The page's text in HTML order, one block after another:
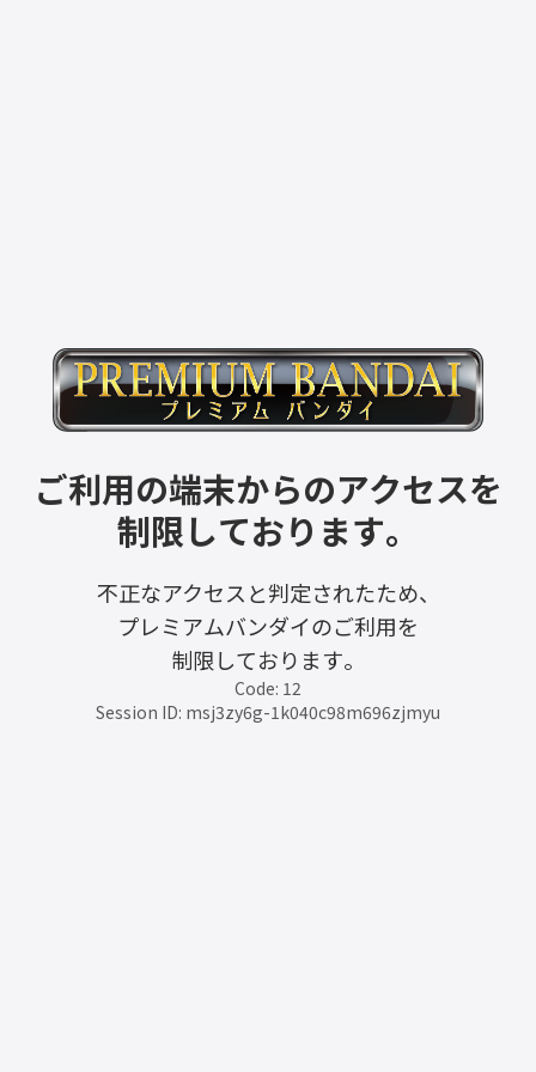
ご利用の端末からのアクセスを
制限しております。
不正なアクセスと判定されたため、
プレミアムバンダイのご利用を
制限しております。
Code: 12
Session ID: msj3zy6g-1k040c98m696zjmyu